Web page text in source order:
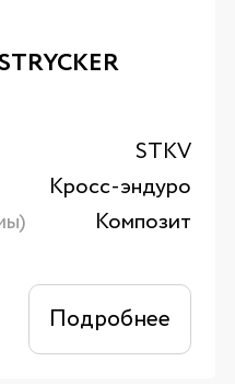
STKV
Кросс-эндуро
Композит
Подробнее